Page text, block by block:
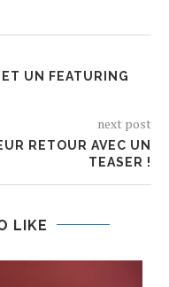
UN FEATURING
next post
RETOUR AVEC UN
TEASER !
LIKE